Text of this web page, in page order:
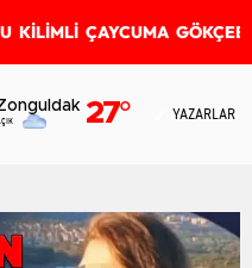
KİLİMLİ ÇAYCUMA
27° YAZARLAR